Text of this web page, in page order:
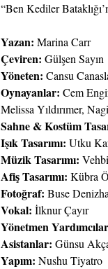
“Ben Kediler
Yazan: Marina Carr
Çeviren: Gülşen Sayın
Yöneten: Cansu
Oynayanlar: Cem
Melissa Yıldırımer,
Sahne & Kostüm
Işık Tasarımı: Utku
Müzik Tasarımı:
Afiş Tasarımı: Kübra
Fotoğraf: Buse
Vokal: İlknur Çayır
Yönetmen
Asistanlar: Günsu
Yapım: Nushu Tiyatro